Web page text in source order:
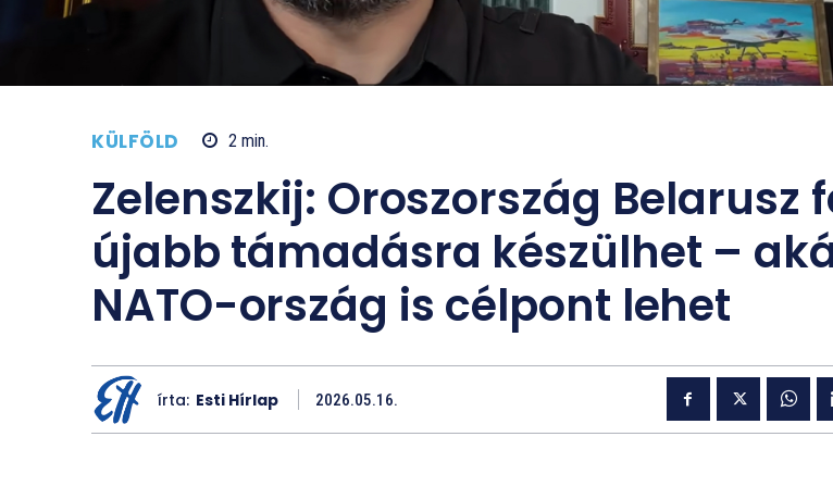
KÜLFÖLD 2 min.
Zelenszkij: Oroszország Belarusz
újabb támadásra készülhet –
NATO-ország is célpont lehet
írta: Esti Hírlap 2026.05.16.